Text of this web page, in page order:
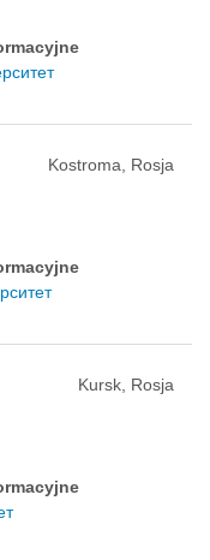
Kostroma, Rosja
Kursk, Rosja